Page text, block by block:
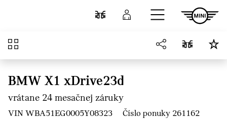
Porovnať Prihlásenie
Prehľad
BMW X1 xDrive23d
vrátane 24 mesačnej záruky
VIN WBA51EG0005Y08323
Číslo ponuky 261162